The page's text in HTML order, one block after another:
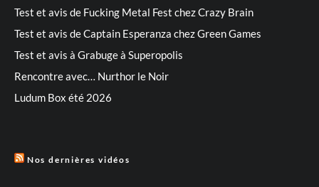
Test et avis de Fucking Metal Fest chez Crazy Brain
Test et avis de Captain Esperanza chez Green Games
Test et avis à Grabuge à Superopolis
Rencontre avec… Nurthor le Noir
Ludum Box été 2026
Nos dernières vidéos